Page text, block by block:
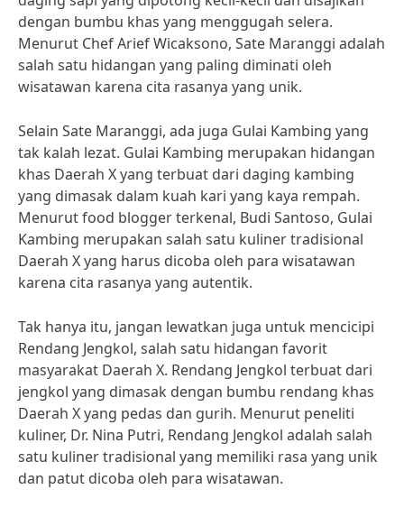
dengan bumbu khas yang menggugah selera.
Menurut Chef Arief Wicaksono, Sate Maranggi adalah
salah satu hidangan yang paling diminati oleh
wisatawan karena cita rasanya yang unik.
Selain Sate Maranggi, ada juga Gulai Kambing yang
tak kalah lezat. Gulai Kambing merupakan hidangan
khas Daerah X yang terbuat dari daging kambing
yang dimasak dalam kuah kari yang kaya rempah.
Menurut food blogger terkenal, Budi Santoso, Gulai
Kambing merupakan salah satu kuliner tradisional
Daerah X yang harus dicoba oleh para wisatawan
karena cita rasanya yang autentik.
Tak hanya itu, jangan lewatkan juga untuk mencicipi
Rendang Jengkol, salah satu hidangan favorit
masyarakat Daerah X. Rendang Jengkol terbuat dari
jengkol yang dimasak dengan bumbu rendang khas
Daerah X yang pedas dan gurih. Menurut peneliti
kuliner, Dr. Nina Putri, Rendang Jengkol adalah salah
satu kuliner tradisional yang memiliki rasa yang unik
dan patut dicoba oleh para wisatawan.